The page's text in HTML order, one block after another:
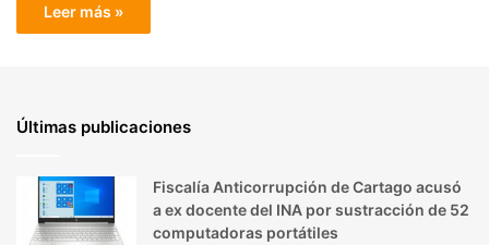
Leer más »
Últimas publicaciones
Fiscalía Anticorrupción de Cartago acusó
a ex docente del INA por sustracción de 52
computadoras portátiles